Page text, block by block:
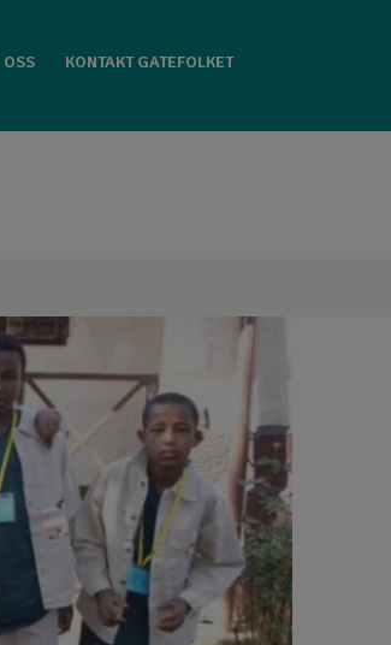
KONTAKT GATEFOLKET